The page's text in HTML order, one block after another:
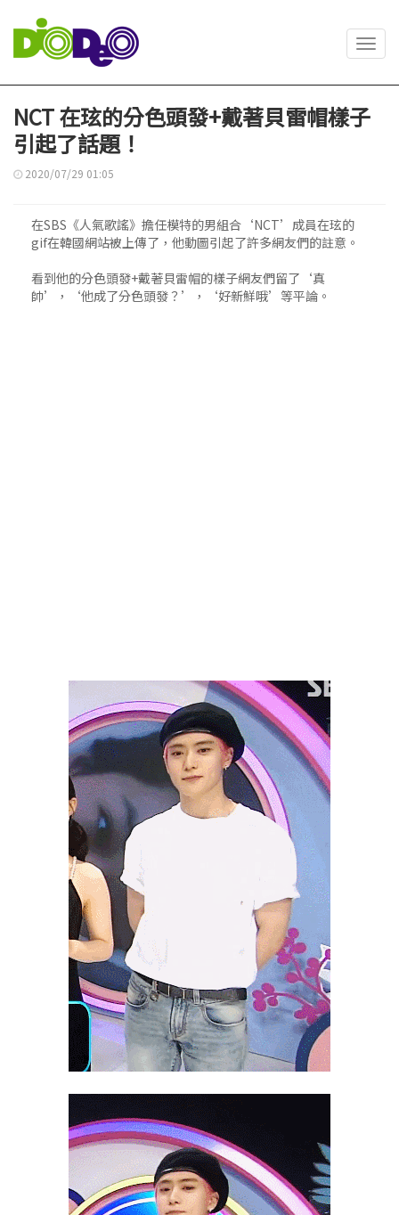
NCT 在玹的分色頭發+戴著貝雷帽樣子
引起了話題！
2020/07/29 01:05
在SBS《人氣歌謠》擔任模特的男組合‘NCT’成員在玹的
gif在韓國網站被上傳了，他動圖引起了許多網友們的註意。
看到他的分色頭發+戴著貝雷帽的樣子網友們留了‘真
帥’，‘他成了分色頭發？’，‘好新鮮哦’等平論。